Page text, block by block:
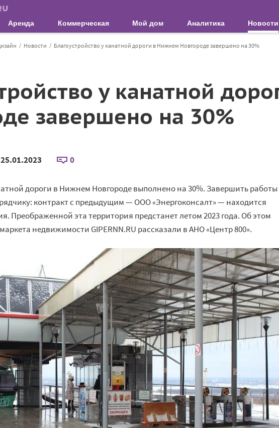
Аренда Коммерческая Мой дом Аналитика Новости
Новости Благоустройство у канатной дороги в Нижнем Новгороде завершено на 30%
у канатной
завершено на 30%
25.01.2023 0
дороги в Нижнем Новгороде выполнено на 30%. Завершить работы
контракт с предыдущим — ООО «Энергоконсалт» — находится
Преображенной эта территория предстанет летом 2023 года. Об этом
недвижимости GIPERNN.RU рассказали в АНО «Центр 800».